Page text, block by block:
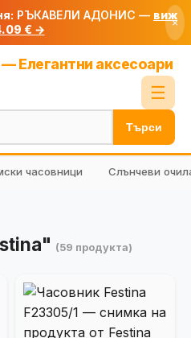
РЪКАВЕЛИ АДОНИС — виж
€ →
×
Елегантни аксесоари
☰
Блог
продукт
Търси
часовници Слънчеви
(59 продукта)